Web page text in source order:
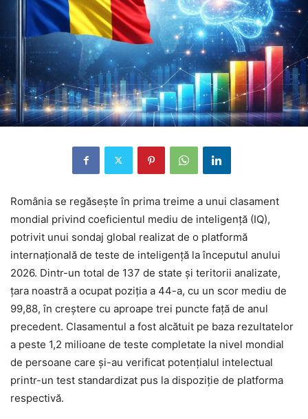
România se regăsește în prima treime a unui clasament
mondial privind coeficientul mediu de inteligență (IQ),
potrivit unui sondaj global realizat de o platformă
internațională de teste de inteligență la începutul anului
2026. Dintr-un total de 137 de state și teritorii analizate,
țara noastră a ocupat poziția a 44-a, cu un scor mediu de
99,88, în creștere cu aproape trei puncte față de anul
precedent. Clasamentul a fost alcătuit pe baza rezultatelor
a peste 1,2 milioane de teste completate la nivel mondial
de persoane care și-au verificat potențialul intelectual
printr-un test standardizat pus la dispoziție de platforma
respectivă.